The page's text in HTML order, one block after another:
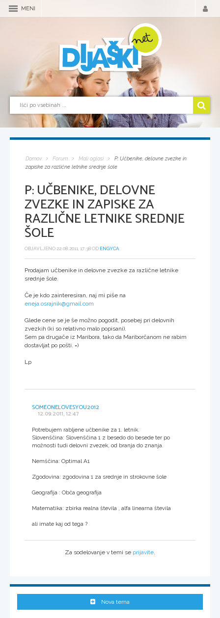
MENI
Domov Forum Mali oglasi
P: Učbenike, delovne zvezke in
zapiske za različne letnike srednje šole
P: UČBENIKE, DELOVNE
ZVEZKE IN ZAPISKE ZA
RAZLIČNE LETNIKE SREDNJE
ŠOLE
OBJAVLJENO 22.08.2011, 17:38 OD ENGYCA
Prodajam učbenike in delovne zvezke za različne letnike
srednje šole.
Če je kdo zainteresiran, naj mi piše na
eneja.osrajnik@gmail.com
Glede cene se je še možno pogodit, posebej pri delovnih
zvezkih (ki so relativno malo popisani).
Sem pa drugače iz Maribora, tako da Mariborčanom ne rabim
dostavljat po pošti. =)
Lp
SOMEONELOVESYOU2012
12.09.2011, 12:47
Potrebujem rabljene učbenike za 1. letnik.
Slovenščina: Slovenščina 1 z besedo do besede ter po
možnosti tudi delovni zvezek, od branja do znanja.
Nemščina: Optimal A1
Zgodovina: zgodovina 1 za srednje in strokovne šole
Geografija : Obča geografija
Matematika: zbirka realna števila , alfa linearna števila
ali imate kaj od tega ?
Za sodelovanje v temi se prijavite
Nova tema